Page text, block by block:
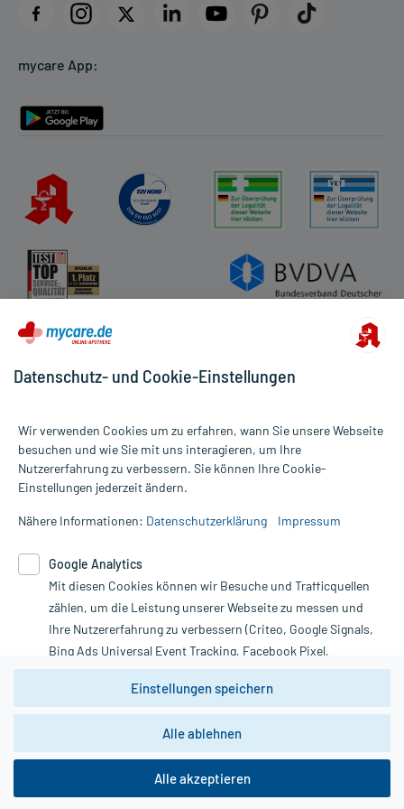
Datenschutz
Rückgabe/Widerruf
mycare App:
Alle Preise gelten inkl. MwSt., ggf. zzgl. Versandkosten
Informationen auf dieser Website werden ausschließlich für
die Untersuchung und Behandlung durch einen Arzt. Bitte
Therapien eingeleitet werden können. | Diese Webseite benutzt
Google Analytics. Lesen Sie bitte dazu die wichtigen Hinweise in
unserer Datenschutzerklärung. Für den Widerruf einer Bestellung
nutzen Sie das Formular:
Vertrag widerrufen
*Hinweise zu unseren Aktionen und Bewertungen
copyright @ 2026 Roland Helle e.K. - Versandapotheke - Alle Rechte vorbehalten
Datenschutz- und Cookie-Einstellungen
Wir verwenden Cookies um zu erfahren, wann Sie unsere Webseite
besuchen und wie Sie mit uns interagieren, um Ihre
Nutzererfahrung zu verbessern. Sie können Ihre Cookie-
Einstellungen jederzeit ändern.
Nähere Informationen: Datenschutzerklärung Impressum
Google Analytics
Mit diesen Cookies können wir Besuche und Trafficquellen
zählen, um die Leistung unserer Webseite zu messen und
Ihre Nutzererfahrung zu verbessern (Criteo, Google Signals,
Bing Ads Universal Event Tracking, Facebook Pixel,
Youtube-Social Plugin).
Wir weisen darauf hin, dass die
zwingend den Europäischen Anforderungen gem. EU-
DSGVO genügen und ein Datentransfer in Drittstaaten bzw.
Daten dort verarbeitet werden, kann nicht geprüft und
nachvollzogen werden.
Einstellungen speichern
Alle ablehnen
Alle akzeptieren